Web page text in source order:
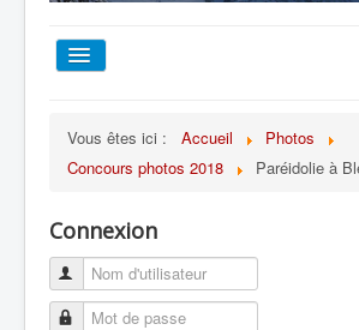
TOUT SUR LE GUMS
ESCALADE
ALPINISME
Vous êtes ici : Accueil
Photos
Concours photos 2018
Paréidolie à
Connexion